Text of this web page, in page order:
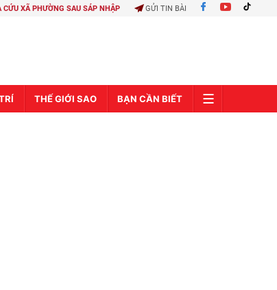
CỨU XÃ PHƯỜNG SAU SÁP NHẬP GỬI TIN BÀI
THẾ GIỚI SAO BẠN CẦN BIẾT